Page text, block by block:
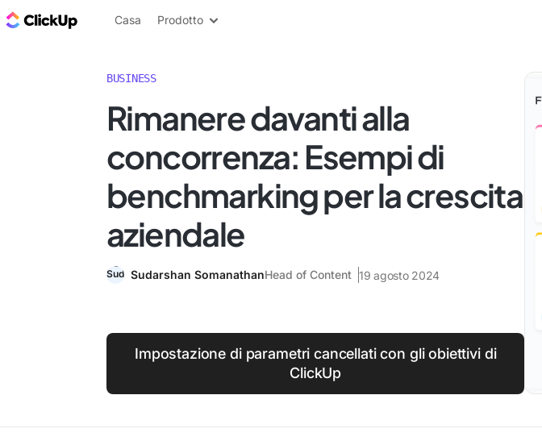
Blog di ClickUp
Casa Prodotto
BUSINESS
Rimanere davanti alla
concorrenza: Esempi di
benchmarking per la crescita
aziendale
Sudarshan SomanathanHead of Content 19 agosto 2024
Impostazione di parametri cancellati con gli obiettivi di
ClickUp